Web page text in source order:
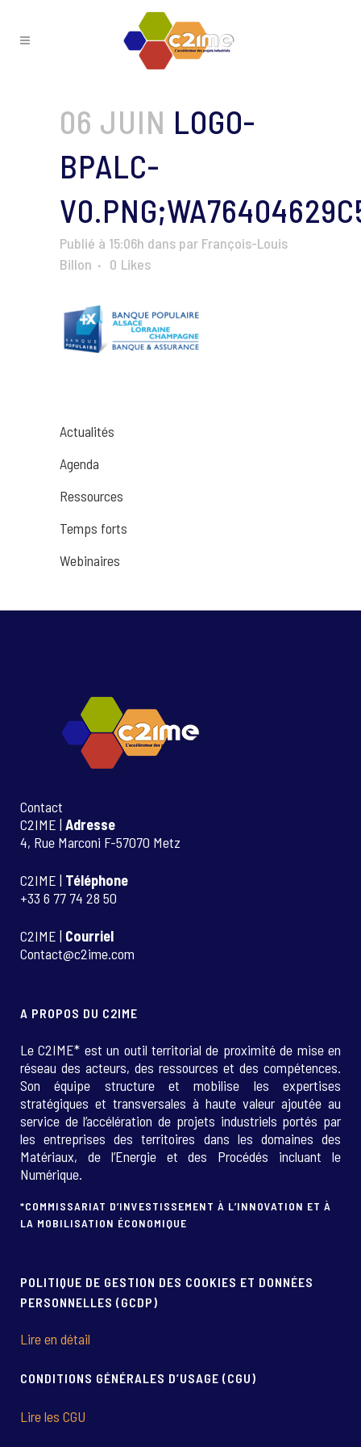
06 JUIN LOGO-
BPALC-
Publié à 15:06h dans par François-Louis
Billon
0 Likes
Actualités
Agenda
Ressources
Temps forts
Webinaires
Contact
C2IME | Adresse
4, Rue Marconi F-57070 Metz
C2IME | Téléphone
+33 6 77 74 28 50
C2IME | Courriel
Contact@c2ime.com
A PROPOS DU C2IME
Le C2IME* est un outil territorial de proximité de mise en
réseau des acteurs, des ressources et des compétences.
Son équipe structure et mobilise les expertises
stratégiques et transversales à haute valeur ajoutée au
service de l’accélération de projets industriels portés par
les entreprises des territoires dans les domaines des
Matériaux, de l’Energie et des Procédés incluant le
Numérique.
*COMMISSARIAT D’INVESTISSEMENT À L’INNOVATION ET À
LA MOBILISATION ÉCONOMIQUE
POLITIQUE DE GESTION DES COOKIES ET DONNÉES
PERSONNELLES (GCDP)
Lire en détail
CONDITIONS GÉNÉRALES D’USAGE (CGU)
Lire les CGU